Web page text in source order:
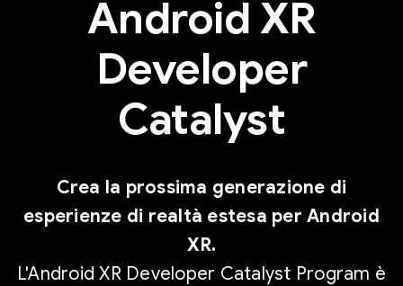
Android XR
Developer
Catalyst
Crea la prossima generazione di
esperienze di realtà estesa per Android
XR.
L'Android XR Developer Catalyst Program è